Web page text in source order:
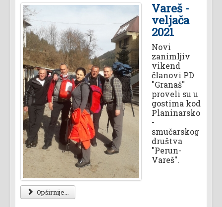
Vareš -
veljača
2021
Novi
zanimljiv
vikend
članovi PD
"Granaš"
proveli su u
gostima kod
Planinarsko
-
smučarskog
društva
"Perun-
Vareš".
Opširnije...